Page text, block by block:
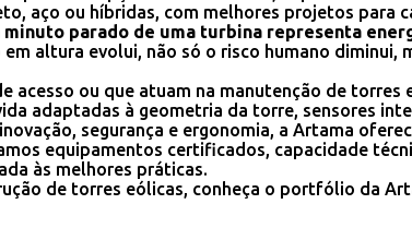
aço ou híbridas, com melhores projetos para
minuto parado de uma turbina representa
em altura evolui, não só o risco humano
acesso ou que atuam na manutenção de
adaptadas à geometria da torre, sensores
segurança e ergonomia, a Artama
equipamentos certificados, capacidade
às melhores práticas.
de torres eólicas, conheça o portfólio da